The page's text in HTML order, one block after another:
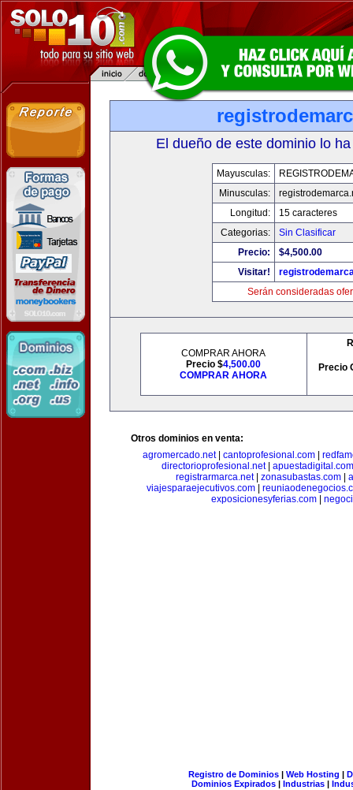
El dueño de este dominio lo
Mayusculas:
Minusculas:
Longitud:
15 caracteres
Categorias:
Sin Clasificar
Precio:
$4,500.00
Visitar!
Serán consideradas
COMPRAR AHORA
Precio $4,500.00
COMPRAR AHORA
Precio
Otros dominios en venta:
agromercado.net| cantoprofesional.com
directorioprofesional.net| apuestadigital.com
registrarmarca.net| zonasubastas.com|
viajesparaejecutivos.com|
exposicionesyferias.com
Registro de Dominios| Web Hosting |
Dominios Expirados | Industrias |